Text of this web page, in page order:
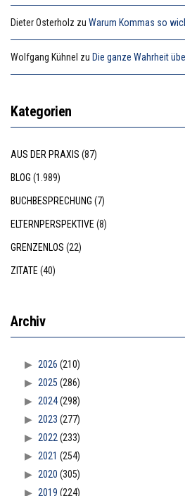
Dieter Osterholz zu Warum Kommas so
Wolfgang Kühnel zu Die ganze Wahrheit
Kategorien
AUS DER PRAXIS (87)
BLOG (1.989)
BUCHBESPRECHUNG (7)
ELTERNPERSPEKTIVE (8)
GRENZENLOS (22)
ZITATE (40)
Archiv
2026 (210)
2025 (286)
2024(298)
2023 (277)
2022 (233)
2021 (254)
2020 (305)
2019 (224)